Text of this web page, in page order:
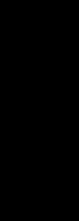
ich
Nazim
in der
Bildern
In